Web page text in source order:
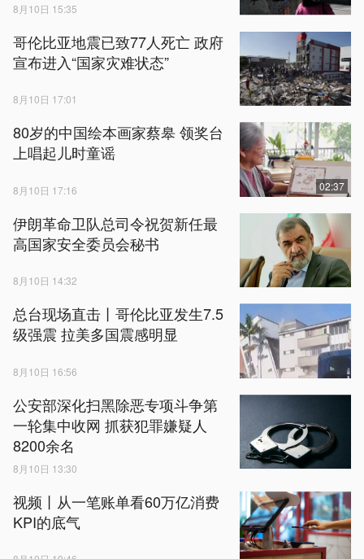
8月10日 15:35
哥伦比亚地震已致77人死亡 政府
宣布进入“国家灾难状态”
8月10日 17:01
80岁的中国绘本画家蔡皋 领奖台
上唱起儿时童谣
8月10日 17:16 02:37
伊朗革命卫队总司令祝贺新任最
高国家安全委员会秘书
8月10日 14:32
总台现场直击丨哥伦比亚发生7.5
级强震 拉美多国震感明显
8月10日 16:56
公安部深化扫黑除恶专项斗争第
一轮集中收网 抓获犯罪嫌疑人
8200余名
8月10日 13:30
视频丨从一笔账单看60万亿消费
KPI的底气